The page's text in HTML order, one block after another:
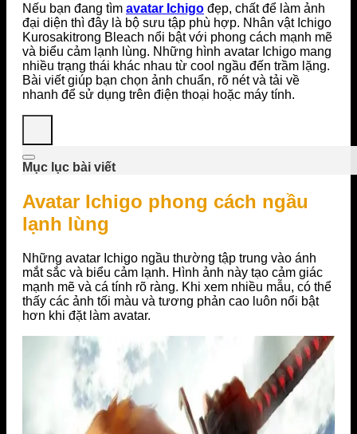
Nếu bạn đang tìm avatar Ichigo đẹp, chất để làm ảnh
đại diện thì đây là bộ sưu tập phù hợp. Nhân vật Ichigo
Kurosakitrong Bleach nổi bật với phong cách mạnh mẽ
và biểu cảm lạnh lùng. Những hình avatar Ichigo mang
nhiều trạng thái khác nhau từ cool ngầu đến trầm lặng.
Bài viết giúp bạn chọn ảnh chuẩn, rõ nét và tải về
nhanh để sử dụng trên điện thoại hoặc máy tính.
Mục lục bài viết
Avatar Ichigo phong cách ngầu
lạnh lùng
Những avatar Ichigo ngầu thường tập trung vào ánh
mắt sắc và biểu cảm lạnh. Hình ảnh này tạo cảm giác
mạnh mẽ và cá tính rõ ràng. Khi xem nhiều mẫu, có thể
thấy các ảnh tối màu và tương phản cao luôn nổi bật
hơn khi đặt làm avatar.